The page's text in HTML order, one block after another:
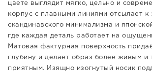
цвете выглядит мягко, цельно и
корпус с плавными линиями отсылает к
скандинавского минимализма и
где каждая деталь работает на
Матовая фактурная поверхность
глубину и делает образ более живым и
приятным. Изящно изогнутый носик